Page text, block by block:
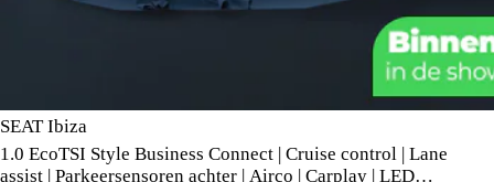
SEAT Ibiza
1.0 EcoTSI Style Business Connect | Cruise control | Lane
assist | Parkeersensoren achter | Airco | Carplay | LED